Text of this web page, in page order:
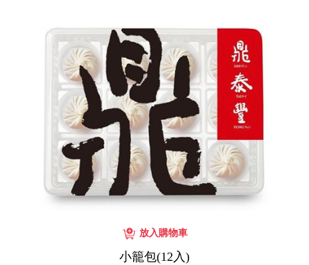
小籠包(12入)